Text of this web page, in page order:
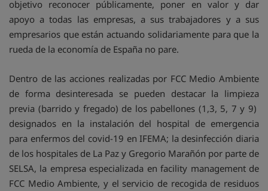
objetivo reconocer públicamente, poner en valor y dar
apoyo a todas las empresas, a sus trabajadores y a sus
empresarios que están actuando solidariamente para que la
rueda de la economía de España no pare.
Dentro de las acciones realizadas por FCC Medio Ambiente
de forma desinteresada se pueden destacar la limpieza
previa (barrido y fregado) de los pabellones (1,3, 5, 7 y 9)
designados en la instalación del hospital de emergencia
para enfermos del covid-19 en IFEMA; la desinfección diaria
de los hospitales de La Paz y Gregorio Marañón por parte de
SELSA, la empresa especializada en facility management de
FCC Medio Ambiente, y el servicio de recogida de residuos